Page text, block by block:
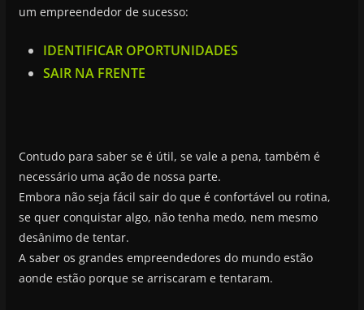
um empreendedor de sucesso:
IDENTIFICAR OPORTUNIDADES
SAIR NA FRENTE
Contudo para saber se é útil, se vale a pena, também é
necessário uma ação de nossa parte.
Embora não seja fácil sair do que é confortável ou rotina,
se quer conquistar algo, não tenha medo, nem mesmo
desânimo de tentar.
A saber os grandes empreendedores do mundo estão
aonde estão porque se arriscaram e tentaram.